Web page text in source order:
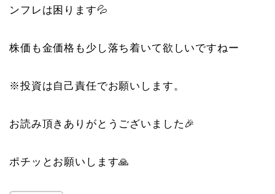
ンフレは困ります💦
株価も金価格も少し落ち着いて欲しいですねー
※投資は自己責任でお願いします。
お読み頂きありがとうございました🎉
ポチッとお願いします🙏